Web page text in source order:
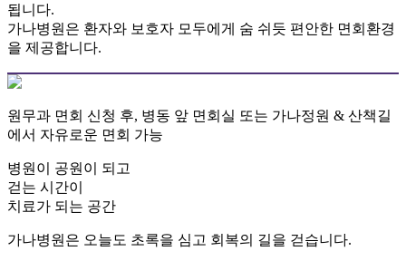
됩니다.
가나병원은 환자와 보호자 모두에게 숨 쉬듯 편안한 면회환경
을 제공합니다.
원무과 면회 신청 후, 병동 앞 면회실 또는 가나정원 & 산책길
에서 자유로운 면회 가능
병원이 공원이 되고
걷는 시간이
치료가 되는 공간
가나병원은 오늘도 초록을 심고 회복의 길을 걷습니다.